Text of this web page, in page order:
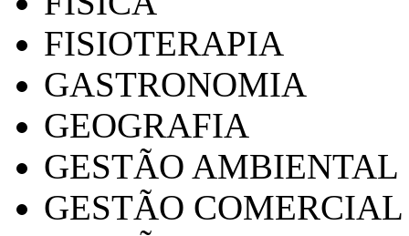
FISIOTERAPIA
GASTRONOMIA
GEOGRAFIA
GESTÃO AMBIENTAL
GESTÃO COMERCIAL